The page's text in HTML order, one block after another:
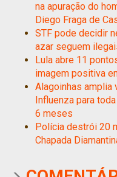
na apuração do
Diego Fraga de
STF pode decidir
azar seguem
Lula abre 11
imagem positiva
Alagoinhas amplia
Influenza para
6 meses
Polícia destrói 20
Chapada